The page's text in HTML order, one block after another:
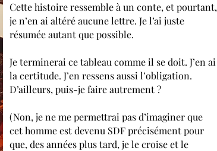
Cette histoire ressemble à un conte, et pourtant,
je n’en ai altéré aucune lettre. Je l’ai juste
résumée autant que possible.
Je terminerai ce tableau comme il se doit. J’en ai
la certitude. J’en ressens aussi l’obligation.
D’ailleurs, puis-je faire autrement ?
(Non, je ne me permettrai pas d’imaginer que
cet homme est devenu SDF précisément pour
que, des années plus tard, je le croise et le